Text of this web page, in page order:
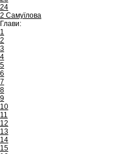
24
2 Самуїлова
Глави:
1
2
3
4
5
6
7
8
9
10
11
12
13
14
15